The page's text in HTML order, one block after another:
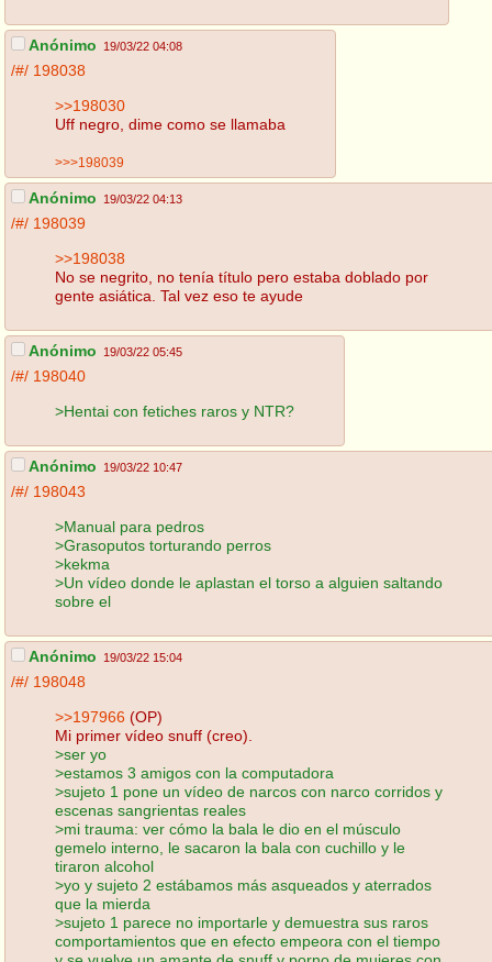
Anónimo 19/03/22 04:08
/#/ 198038
>>198030
Uff negro, dime como se llamaba
>>>198039
Anónimo 19/03/22 04:13
/#/ 198039
>>198038
No se negrito, no tenía título pero estaba doblado por
gente asiática. Tal vez eso te ayude
Anónimo 19/03/22 05:45
/#/ 198040
>Hentai con fetiches raros y NTR?
Anónimo 19/03/22 10:47
/#/ 198043
>Manual para pedros
>Grasoputos torturando perros
>kekma
>Un vídeo donde le aplastan el torso a alguien saltando
sobre el
Anónimo 19/03/22 15:04
/#/ 198048
>>197966 (OP)
Mi primer vídeo snuff (creo).
>ser yo
>estamos 3 amigos con la computadora
>sujeto 1 pone un vídeo de narcos con narco corridos y
escenas sangrientas reales
>mi trauma: ver cómo la bala le dio en el músculo
gemelo interno, le sacaron la bala con cuchillo y le
tiraron alcohol
>yo y sujeto 2 estábamos más asqueados y aterrados
que la mierda
>sujeto 1 parece no importarle y demuestra sus raros
comportamientos que en efecto empeora con el tiempo